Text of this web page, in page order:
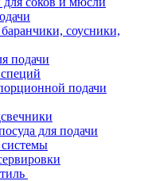
соусники,
подачи
подачи
для подачи